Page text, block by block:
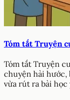
Tóm tắt Truyện
Tóm tắt Truyện
chuyện hài hước,
vừa rút ra bài học